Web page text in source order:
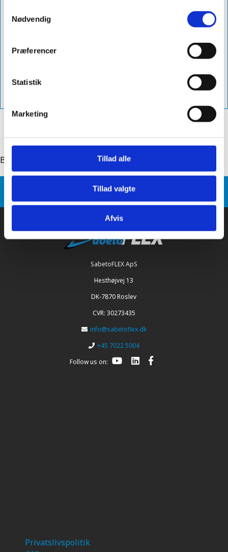
Nødvendig
Præferencer
Statistik
Marketing
Tillad alle
Tillad valgte
Afvis
Product
sabetoflex stål inddækning til kip ø225
Article No.
Back to: sabetoflex steel pipe flashing, ridge
Product variants
SabetoFLEX ApS
Hesthøjvej 13
DK-7870 Roslev
CVR: 30273435
info@sabetoflex.dk
+45 7022 5004
Follow us on:
Privatslivspolitik